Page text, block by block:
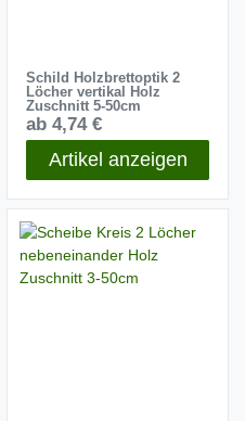
Schild Holzbrettoptik 2
Löcher vertikal Holz
Zuschnitt 5-50cm
ab 4,74 €
Artikel anzeigen